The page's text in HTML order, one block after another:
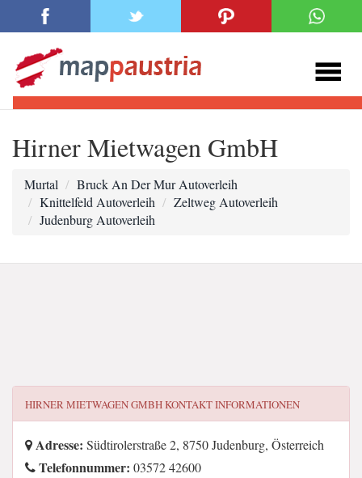
Hirner Mietwagen GmbH
Murtal
Bruck An Der Mur Autoverleih
Knittelfeld Autoverleih
Zeltweg Autoverleih
Judenburg Autoverleih
HIRNER MIETWAGEN GMBHKONTAKT INFORMATIONEN
Adresse: Südtirolerstraße 2, 8750 Judenburg, Österreich
Telefonnummer: 03572 42600